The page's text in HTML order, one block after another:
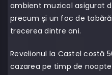
ambient muzical asigurat
precum și un foc de
trecerea dintre ani.
Revelionul la Castel costă
cazarea pe timp de